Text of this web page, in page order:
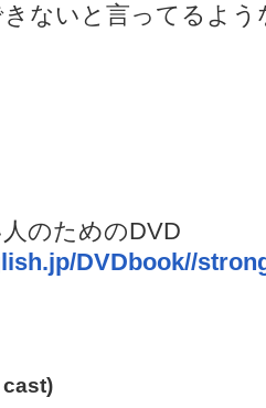
ないと言ってるよう
のためのDVD
DVDbook//
cast)